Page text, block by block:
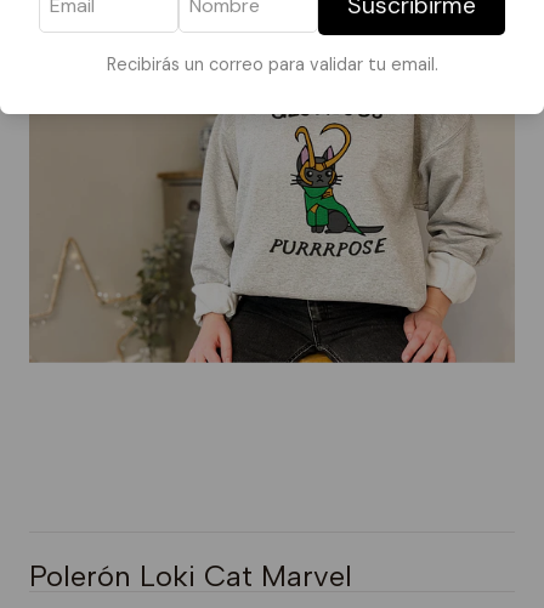
Recibirás un correo para validar tu email.
Polerón Loki Cat Marvel